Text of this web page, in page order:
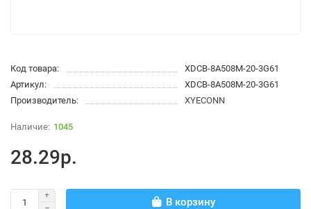
Код товара:
XDCB-8A508M-20-3G61
Артикул:
XDCB-8A508M-20-3G61
Производитель:
XYECONN
1045
28.29р.
В корзину